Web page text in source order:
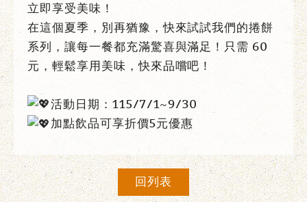
立即享受美味！
在這個夏季，別再猶豫，快來試試我們的捲餅
系列，讓每一餐都充滿驚喜與滿足！只需 60
元，輕鬆享用美味，快來品嚐吧！
活動日期：115/7/1~9/30
加點飲品可享折價5元優惠
回列表